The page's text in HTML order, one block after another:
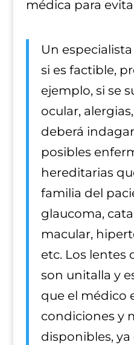
médica para
Un
si es factible,
ejemplo, si se
ocular,
deberá
posibles
hereditarias
familia del
glaucoma,
macular,
etc. Los lentes
son unitalla y
que el médico
condiciones y
disponibles,